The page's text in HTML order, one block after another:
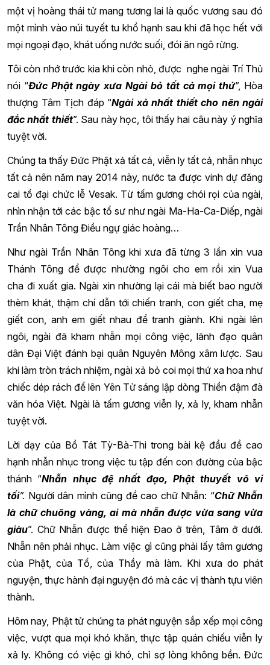
một vị hoàng thái tử mang tương lai là quốc vương sau đó
một mình vào núi tuyết tu khổ hạnh sau khi đã học hết với
mọi ngoại đạo, khát uống nước suối, đói ăn ngô rừng.
Tôi còn nhớ trước kia khi còn nhỏ, được nghe ngài Trí Thủ
nói “Đức Phật ngày xưa Ngài bỏ tất cả mọi thứ”, Hòa
thượng Tâm Tịch đáp “Ngài xả nhất thiết cho nên ngài
đắc nhất thiết”. Sau này học, tôi thấy hai câu này ý nghĩa
tuyệt vời.
Chúng ta thấy Đức Phật xả tất cả, viễn ly tất cả, nhẫn nhục
tất cả nên năm nay 2014 này, nước ta được vinh dự đăng
cai tổ đại chức lễ Vesak. Từ tấm gương chói rọi của ngài,
nhìn nhận tới các bậc tổ sư như ngài Ma-Ha-Ca-Diếp, ngài
Trần Nhân Tông Điều ngự giác hoàng…
Như ngài Trần Nhân Tông khi xưa đã từng 3 lần xin vua
Thánh Tông để được nhường ngôi cho em rồi xin Vua
cha đi xuất gia. Ngài xinnhường lại cái mà biết bao người
thèm khát, thậm chí dẫn tới chiến tranh, con giết cha, mẹ
giết con, anh em giết nhau để tranh giành. Khi ngài lên
ngôi, ngài đã kham nhẫn mọi công việc, lãnh đạo quân
dân Đại Việtđánh bại quân Nguyên Mông xâm lược. Sau
khi làm tròn trách nhiệm, ngài xả bỏ coi mọi thứ xa hoa như
chiếc dép rách để lên Yên Tử sáng lập dòng Thiền đậm đà
văn hóa Việt. Ngài là tấm gương viễn ly, xả ly, kham nhẫn
tuyệt vời.
Lời dạy của Bồ Tát Tỳ-Bà-Thi trong bài kệ đầu đề cao
hạnh nhẫn nhục trong việc tu tập đến con đường của bậc
thánh “Nhẫn nhục đệ nhất đạo, Phật thuyết vô vi
tối”. Người dân mình cũng đề cao chữ Nhẫn: “Chữ Nhẫn
là chữ chuông vàng, ai mà nhẫn được vừa sang vừa
giàu”. Chữ Nhẫn được thể hiện Đao ở trên, Tâm ở dưới.
Nhẫn nên phải nhục. Làm việc gì cũng phải lấy tâm gương
của Phật, của Tổ, của Thầy mà làm. Khi xưa do phát
nguyện, thực hành đại nguyện đó mà các vị thành tựu viên
thành.
Hôm nay, Phật tử chúng ta phát nguyện sắp xếp mọi công
việc, vượt qua mọi khó khăn, thực tập quán chiếu viễn ly
xả ly. Không có việc gì khó, chỉ sợ lòng không bền. Đức